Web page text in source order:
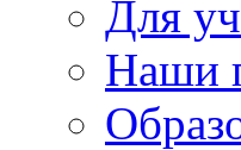
Для
Наши